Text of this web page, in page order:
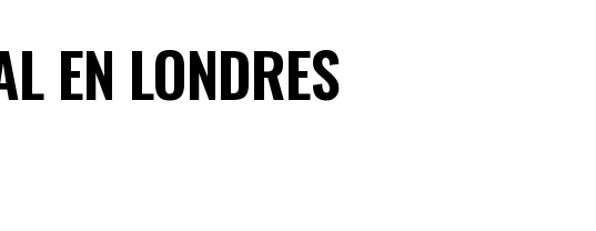
EN LONDRES